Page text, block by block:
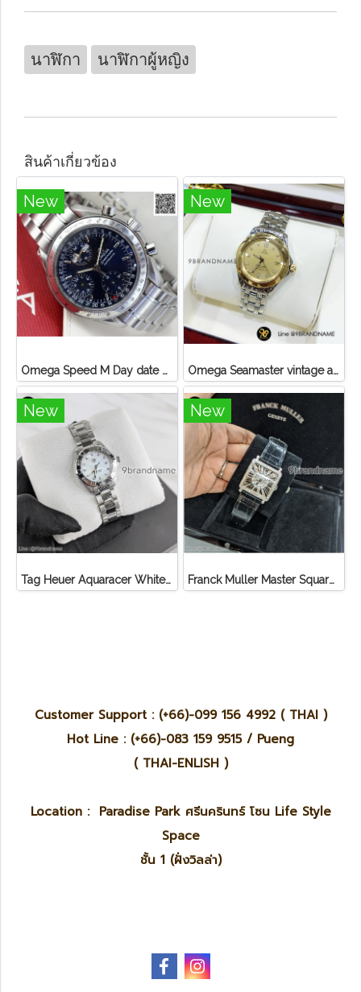
นาฬิกา นาฬิกาผู้หญิง
สินค้าเกี่ยวข้อง
New
Omega Speed M Day date Auto chronograph
New
Omega Seamaster vintage automatic chronometer 2k
New
Tag Heuer Aquaracer White Pear Diamond Steel
New
Franck Muller Master Square Steel Diamond After หน้าเพชรเข็มขัดเพชร
Customer Support : (+66)-099 156 4992 ( THAI )
Hot Line : (+66)-083 159 9515 / Pueng
( THAI-ENLISH )
Location : Paradise Park ศรีนครินทร์ โซน Life Style
Space
ชั้น 1 (ฝั่งวิลล่า)